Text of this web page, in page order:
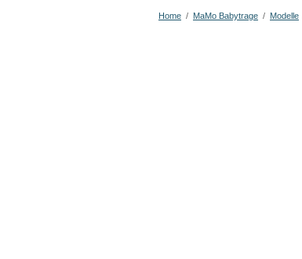
Home / MaMo Babytrage / Modelle